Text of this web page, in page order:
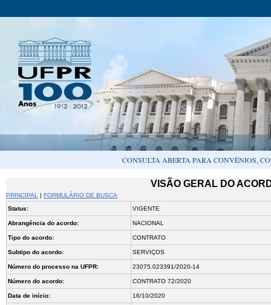
CONSULTA ABERTA PARA CONVÊNIOS,
VISÃO GERAL DO
PRINCIPAL | FORMULÁRIO DE BUSCA
Status:
VIGENTE
Abrangência do acordo: NACIONAL
Tipo do acordo: CONTRATO
Subtipo do acordo: SERVIÇOS
Número do processo na UFPR: 23075.023391/2020-14
Número do acordo: CONTRATO 72/2020
Data de início: 16/10/2020